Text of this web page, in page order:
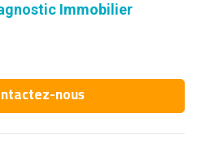
Immobilier
nous